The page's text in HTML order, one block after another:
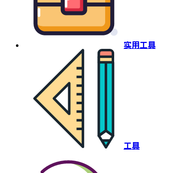
实用工具
工具